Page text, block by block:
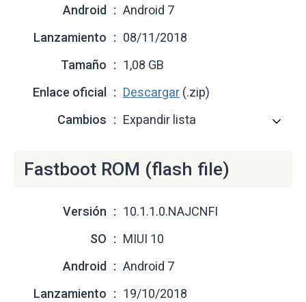
Android
Android 7
Lanzamiento
08/11/2018
Tamaño
1,08 GB
Enlace oficial
Descargar (.zip)
Cambios
Expandir lista
Fastboot ROM (flash file)
Versión
10.1.1.0.NAJCNFI
SO
MIUI 10
Android
Android 7
Lanzamiento
19/10/2018